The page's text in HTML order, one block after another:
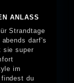
ANLASS
Strandtage
darf's
sie super
im
du